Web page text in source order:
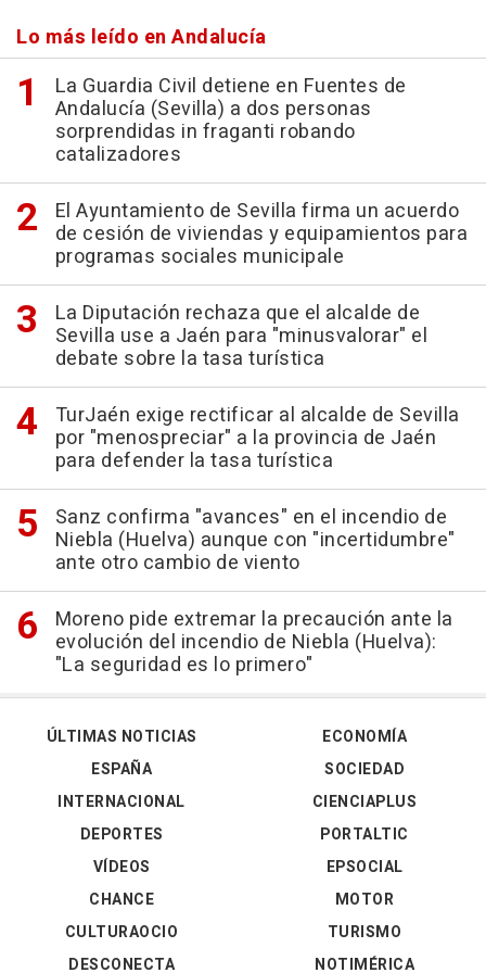
Lo más leído en Andalucía
La Guardia Civil detiene en Fuentes de
Andalucía (Sevilla) a dos personas
sorprendidas in fraganti robando
catalizadores
El Ayuntamiento de Sevilla firma un acuerdo
de cesión de viviendas y equipamientos para
programas sociales municipale
La Diputación rechaza que el alcalde de
Sevilla use a Jaén para "minusvalorar" el
debate sobre la tasa turística
TurJaén exige rectificar al alcalde de Sevilla
por "menospreciar" a la provincia de Jaén
para defender la tasa turística
Sanz confirma "avances" en el incendio de
Niebla (Huelva) aunque con "incertidumbre"
ante otro cambio de viento
Moreno pide extremar la precaución ante la
evolución del incendio de Niebla (Huelva):
"La seguridad es lo primero"
ÚLTIMAS NOTICIAS
ESPAÑA
INTERNACIONAL
DEPORTES
VÍDEOS
ECONOMÍA
SOCIEDAD
CIENCIAPLUS
PORTALTIC
EPSOCIAL
CHANCE
CULTURAOCIO
DESCONECTA
MOTOR
TURISMO
NOTIMÉRICA